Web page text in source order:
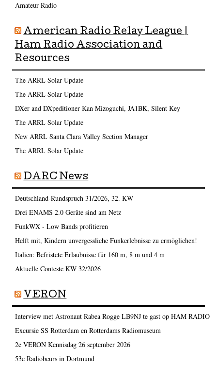
Amateur Radio
American Radio Relay League |
Ham Radio Association and
Resources
The ARRL Solar Update
The ARRL Solar Update
DXer and DXpeditioner Kan Mizoguchi, JA1BK, Silent Key
The ARRL Solar Update
New ARRL Santa Clara Valley Section Manager
The ARRL Solar Update
DARC News
Deutschland-Rundspruch 31/2026, 32. KW
Drei ENAMS 2.0 Geräte sind am Netz
FunkWX - Low Bands profitieren
Helft mit, Kindern unvergessliche Funkerlebnisse zu ermöglichen!
Italien: Befristete Erlaubnisse für 160 m, 8 m und 4 m
Aktuelle Conteste KW 32/2026
VERON
Interview met Astronaut Rabea Rogge LB9NJ te gast op HAM RADIO
Excursie SS Rotterdam en Rotterdams Radiomuseum
2e VERON Kennisdag 26 september 2026
53e Radiobeurs in Dortmund